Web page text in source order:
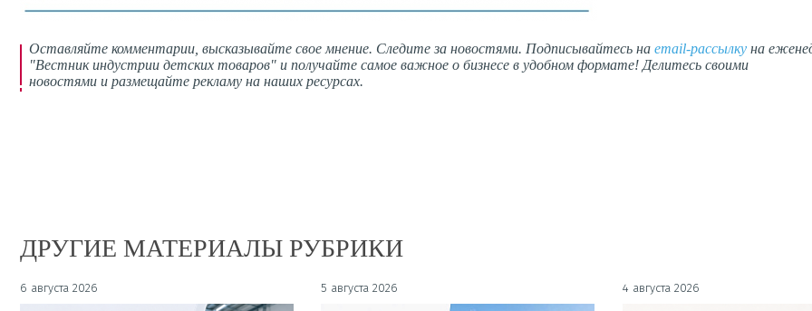
Оставляйте комментарии, высказывайте свое мнение. Следите за новостями. Подписывайтесь на email-рассылку на
"Вестник индустрии детских товаров" и получайте самое важное о бизнесе в удобном формате! Делитесь своими
новостями и размещайте рекламу на наших ресурсах.
ДРУГИЕ МАТЕРИАЛЫ РУБРИКИ
6 августа 2026 5 августа 2026 4 августа 2026